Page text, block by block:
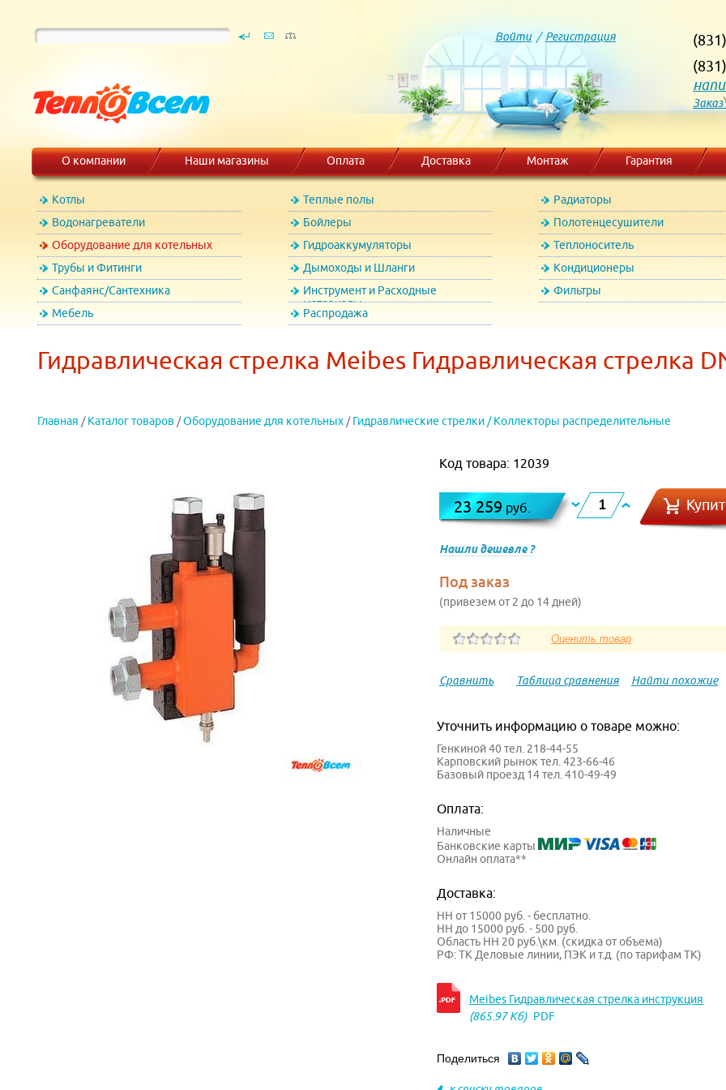
Войти/ Регистрация
Заказ
О компании Наши магазины Оплата Доставка Монтаж Гарантия
Котлы Теплые полы
Радиаторы
Водонагреватели
Бойлеры
Полотенцесушители
Оборудование для котельных
Гидроаккумуляторы
Теплоноситель
Трубы и Фитинги
Дымоходы и Шланги
Кондиционеры
Санфаянс/Сантехника
Инструмент и Расходные
материалы
Фильтры
Мебель
Распродажа
Гидравлическая стрелка Meibes Гидравлическая стрелка
Главная / Каталог товаров /Оборудование для котельных / Гидравлические стрелки / Коллекторы распределительные
Код товара: 12039
23 259 руб.
Нашли дешевле ?
Под заказ
(привезем от 2 до 14 дней)
Сравнить Таблица сравнения Найти похожие
Уточнить информацию о товаре можно:
Генкиной 40 тел. 218-44-55
Карповский рынок тел. 423-66-46
Базовый проезд 14 тел. 410-49-49
Оплата:
Наличные
Банковские карты
Онлайн оплата**
Доставка:
НН от 15000 руб. - бесплатно.
НН до 15000 руб. - 500 руб.
Область НН 20 руб.\км. (скидка от объема)
РФ: ТК Деловые линии, ПЭК и т.д. (по тарифам ТК)
Meibes Гидравлическая стрелка инструкция
(865.97 Кб) PDF
Поделиться